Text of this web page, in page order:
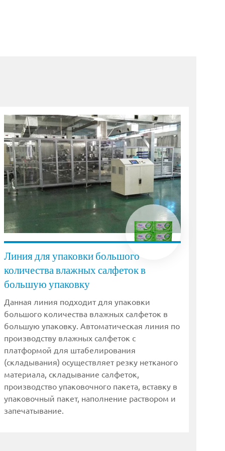
Линия для упаковки большого
количества влажных салфеток в
большую упаковку
Данная линия подходит для упаковки
большого количества влажных салфеток в
большую упаковку. Автоматическая линия по
производству влажных салфеток с
платформой для штабелирования
(складывания) осуществляет резку нетканого
материала, складывание салфеток,
производство упаковочного пакета, вставку в
упаковочный пакет, наполнение раствором и
запечатывание.